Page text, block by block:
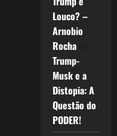
Louco? –
Arnobio
Rochaem
Trump-
Musk e a
Distopia: A
Questão do
PODER!